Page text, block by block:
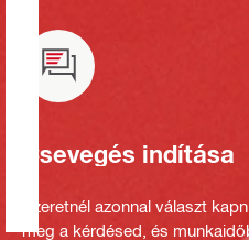
Csevegés indítása
Szeretnél azonnal választ
meg a kérdésed, és